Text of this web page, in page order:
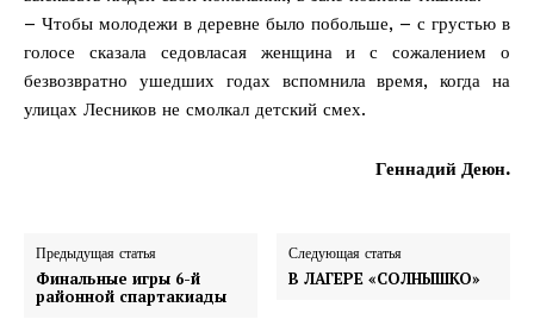
– Чтобы молодежи в деревне было побольше, – с грустью в
голосе сказала седовласая женщина и с сожалением о
безвозвратно ушедших годах вспомнила время, когда на
улицах Лесников не смолкал детский смех.
Геннадий Деюн.
Предыдущая статья
Финальные игры 6-й
районной спартакиады
Следующая статья
В ЛАГЕРЕ «СОЛНЫШКО»